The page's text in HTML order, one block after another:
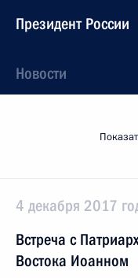
Президент России
Новости
4 декабря 2017
Встреча с
Востока Иоанном